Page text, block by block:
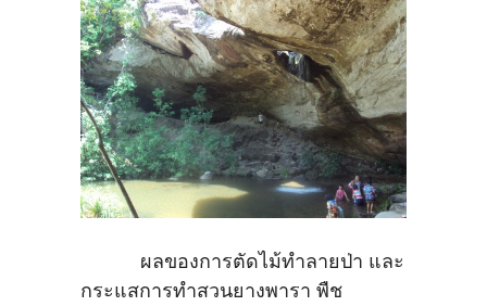
ผลของการตัดไม้ทำลายป่า และ
กระแสการทำสวนยางพารา พืช